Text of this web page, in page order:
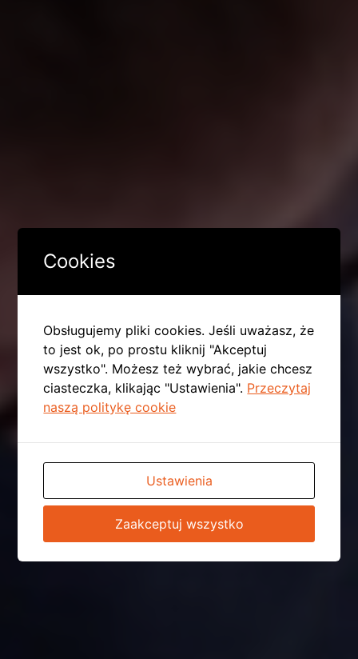
Cookies
Obsługujemy pliki cookies. Jeśli uważasz, że
to jest ok, po prostu kliknij "Akceptuj
wszystko". Możesz też wybrać, jakie chcesz
ciasteczka, klikając "Ustawienia". Przeczytaj
naszą politykę cookie
Ustawienia
Zaakceptuj wszystko